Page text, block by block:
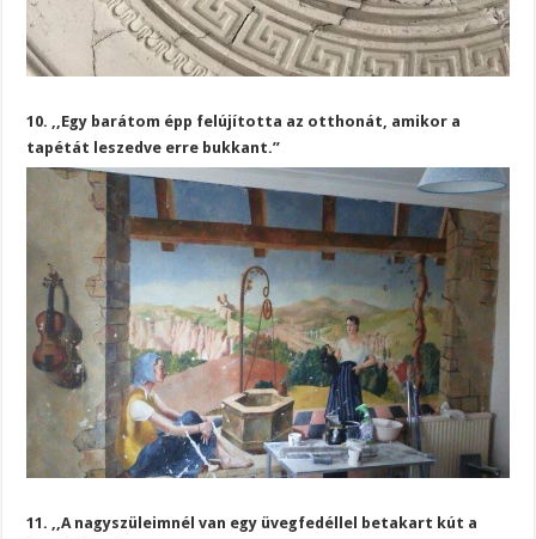
10. ,,Egy barátom épp felújította az otthonát, amikor a
tapétát leszedve erre bukkant.”
11. ,,A nagyszüleimnél van egy üvegfedéllel betakart kút a